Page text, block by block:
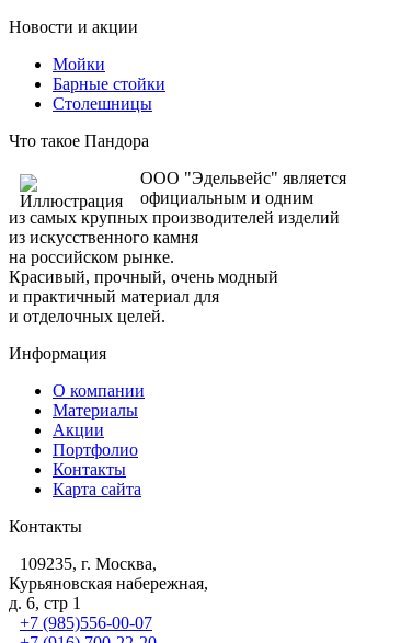
Новости и акции
Мойки
Барные стойки
Столешницы
Что такое Пандора
ООО "Эдельвейс" является
официальным и одним
из самых крупных производителей изделий
из искусственного камня
на российском рынке.
Красивый, прочный, очень модный
и практичный материал для
и отделочных целей.
Информация
О компании
Материалы
Акции
Портфолио
Контакты
Карта сайта
Контакты
109235, г. Москва,
Курьяновская набережная,
д. 6, стр 1
+7 (985)556-00-07